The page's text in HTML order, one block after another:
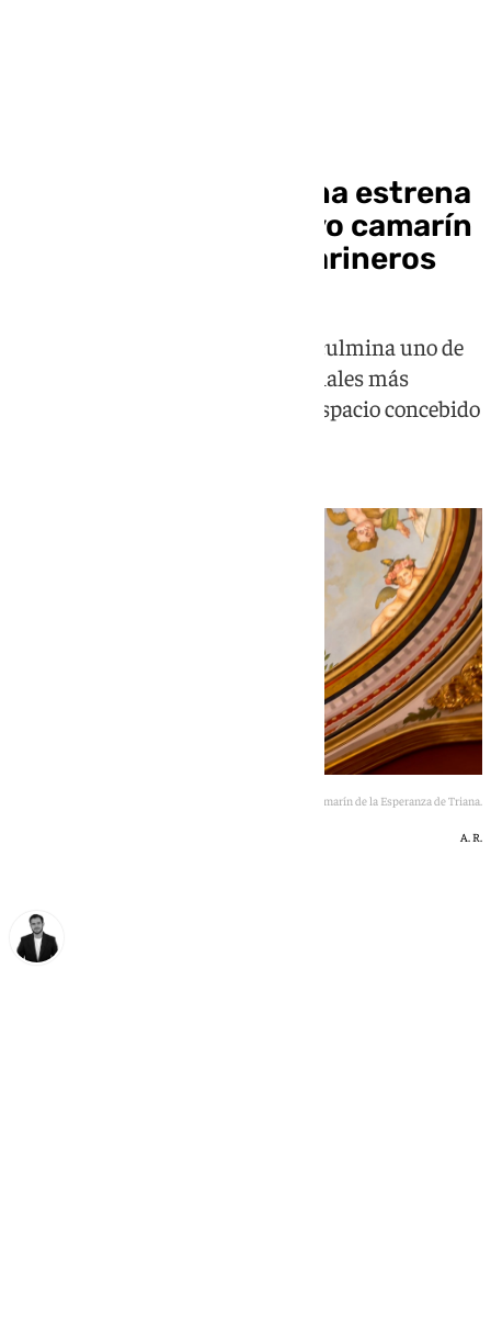
La Esperanza de Triana estrena
su espectacular nuevo camarín
en la Capilla de los Marineros
La hermandad de la calle Pureza culmina uno de
los proyectos artísticos y devocionales más
relevantes de su historia con un espacio concebido
El nuevo camarín de la Esperanza de Triana.
A. R.